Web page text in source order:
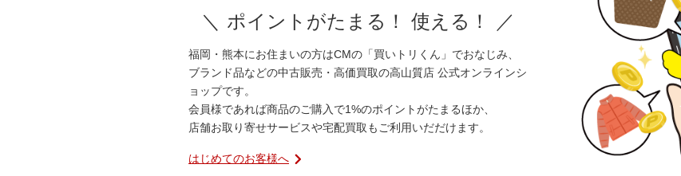
＼ ポイントがたまる！ 使える！ ／
福岡・熊本にお住まいの方はCMの「買いトリくん」でおなじみ、
ブランド品などの中古販売・高価買取の高山質店 公式オンラインシ
ョップです。
会員様であれば商品のご購入で1%のポイントがたまるほか、
店舗お取り寄せサービスや宅配買取もご利用いだだけます。
はじめてのお客様へ